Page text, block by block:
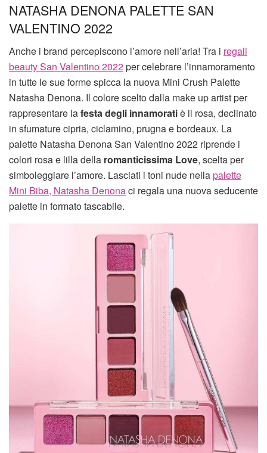
NATASHA DENONA PALETTE SAN
VALENTINO 2022
Anche i brand percepiscono l’amore nell’aria! Tra i regali
beauty San Valentino 2022per celebrare l’innamoramento
in tutte le sue forme spicca la nuova Mini Crush Palette
Natasha Denona. Il colore scelto dalla make up artist per
rappresentare lafesta degli innamoratiè il rosa, declinato
in sfumature cipria, ciclamino, prugna e bordeaux. La
palette Natasha Denona San Valentino 2022 riprende i
colori rosa e lilla della romanticissima Love, scelta per
simboleggiare l’amore. Lasciati i toni nude nellapalette
Mini Biba, Natasha Denonaci regala una nuova seducente
palette in formato tascabile.